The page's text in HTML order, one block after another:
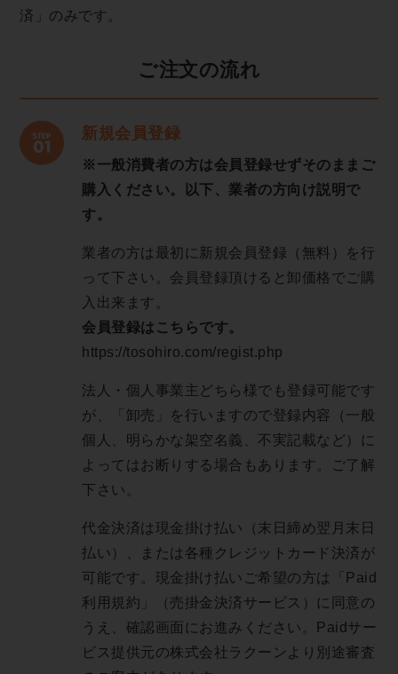
済」のみです。
ご注文の流れ
新規会員登録
※一般消費者の方は会員登録せずそのままご
購入ください。以下、業者の方向け説明で
す。
業者の方は最初に新規会員登録（無料）を行
って下さい。会員登録頂けると卸価格でご購
入出来ます。
会員登録はこちらです。
https://tosohiro.com/regist.php
法人・個人事業主どちら様でも登録可能です
が、「卸売」を行いますので登録内容（一般
個人、明らかな架空名義、不実記載など）に
よってはお断りする場合もあります。ご了解
下さい。
代金決済は現金掛け払い（末日締め翌月末日
払い）、または各種クレジットカード決済が
可能です。現金掛け払いご希望の方は「Paid
利用規約」（売掛金決済サービス）に同意の
うえ、確認画面にお進みください。Paidサー
ビス提供元の株式会社ラクーンより別途審査